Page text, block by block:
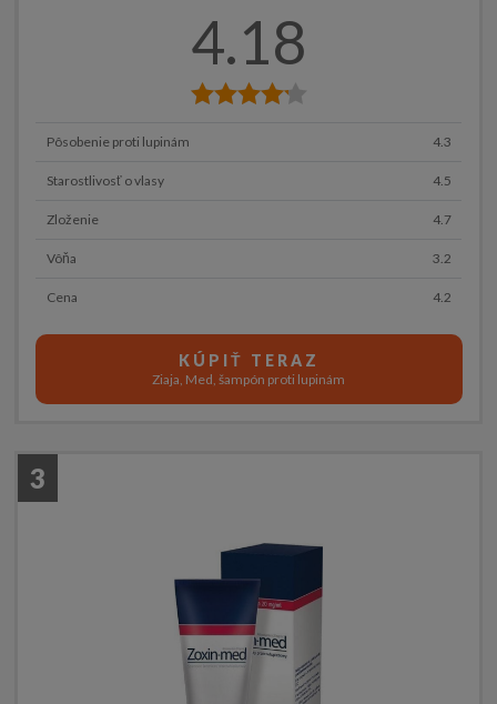
4.18
Pôsobenie proti lupinám 4.3
Starostlivosť o vlasy 4.5
Zloženie 4.7
Vôňa 3.2
Cena 4.2
KÚPIŤ TERAZ
Ziaja, Med, šampón proti lupinám
3